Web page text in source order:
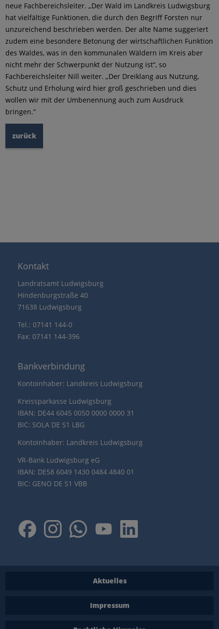
neue Fachbereichsleiter. „Der Wald im Landkreis Ludwigsburg
hat vielfältige Funktionen, die durch den Begriff Forsten nur
unzureichend beschrieben werden. Der alte Name suggeriert
zudem eine besondere Betonung der wirtschaftlichen Funktion
des Waldes, was in den kommunalen Wäldern im Kreis aber
nicht mehr der Schwerpunkt der Nutzung ist“, so
Fachbereichsleiter Nill weiter. „Der Dreiklang aus Nutzung,
Schutz und Erholung wird hier groß geschrieben und dies
wollen wir mit der Umbenennung auch zum Ausdruck
bringen.“
zurück
Kontakt
Landratsamt Ludwigsburg
Hindenburgstraße 40
71638 Ludwigsburg
Tel.: 07141 144-0
Fax: 07141 144-396
Bankverbindung
Kontoinhaber: Landkreis Ludwigsburg
Kreissparkasse Ludwigsburg
IBAN: DE44 6045 0050 0000 0000 31
BIC: SOLA DE S1 LBG
Kontoinhaber: Landkreis Ludwigsburg
VR-Bank Ludwigsburg eG
IBAN: DE58 6049 1430 0484 4840 01
BIC: GENO DE S1 VBB
Aktuelles
Impressum